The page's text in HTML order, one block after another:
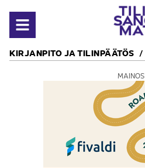
Avaa valikko
KIRJANPITO JA TILINPÄÄTÖS
MAINOS